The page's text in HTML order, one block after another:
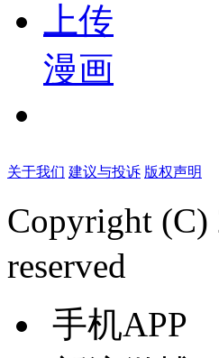
上传
漫画
关于我们 建议与投诉 版权声明
Copyright
reserved
手机APP